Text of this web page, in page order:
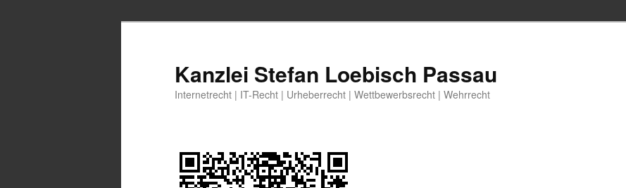
Kanzlei Stefan Loebisch Passau
Internetrecht | IT-Recht | Urheberrecht | Wettbewerbsrecht | Wehrrecht